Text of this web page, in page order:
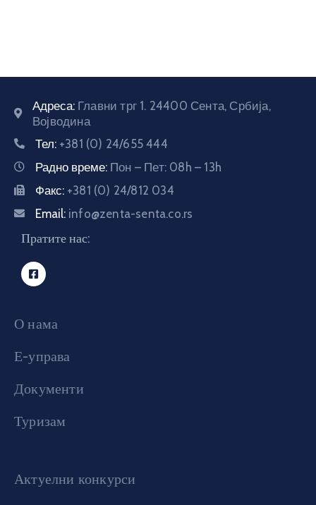
Адреса: Главни трг 1. 24400 Сента, Србија,
Војводина
Тел: +381 (0) 24/655 444
Радно време: Пон – Пет: 08h – 13h
Факс: +381 (0) 24/812 034
Email: info@zenta-senta.co.rs
Пратите нас:
О нама
Е-управа
Документи
Туризам
Актуелни конкурси